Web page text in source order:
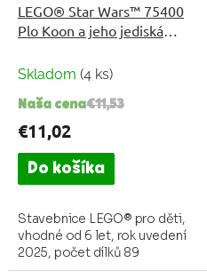
LEGO® Star Wars™ 75400
Plo Koon a jeho jediská
Skladom (4 ks)
€11,53
Naša cena
€11,02
Do košíka
Stavebnice LEGO® pro děti,
vhodné od 6 let, rok uvedení
2025, počet dílků 89